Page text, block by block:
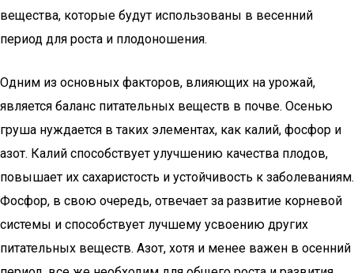
вещества, которые будут использованы в весенний
период для роста и плодоношения.
Одним из основных факторов, влияющих на урожай,
является баланс питательных веществ в почве. Осенью
груша нуждается в таких элементах, как калий, фосфор и
азот. Калий способствует улучшению качества плодов,
повышает их сахаристость и устойчивость к заболеваниям.
Фосфор, в свою очередь, отвечает за развитие корневой
системы и способствует лучшему усвоению других
питательных веществ. Азот, хотя и менее важен в осенний